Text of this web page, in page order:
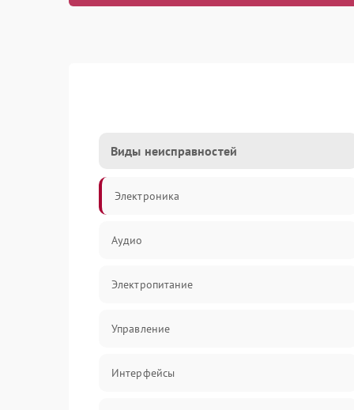
Виды неисправностей
Электроника
Аудио
Электропитание
Управление
Интерфейсы